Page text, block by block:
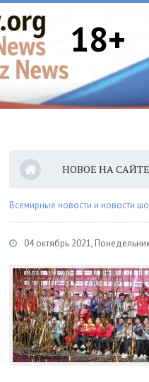
18+
НОВОЕ НА САЙТЕ
Всемирные новости и новости
04 октябрь 2021,